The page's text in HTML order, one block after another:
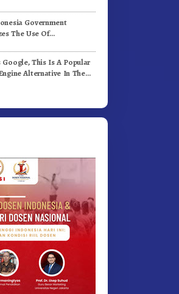
Government
The Use Of
Google, This Is A Popular
Alternative In The